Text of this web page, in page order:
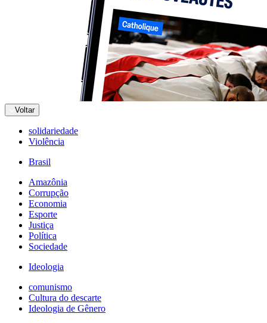
Voltar
solidariedade
Violência
Brasil
Amazônia
Corrupção
Economia
Esporte
Justiça
Política
Sociedade
Ideologia
comunismo
Cultura do descarte
Ideologia de Gênero